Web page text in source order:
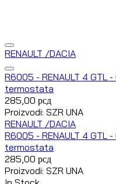
RENAULT /DACIA
R6005 - RENAULT 4 GTL
termostata
285,00 рсд
Proizvodi: SZR UNA
RENAULT /DACIA
R6005 - RENAULT 4 GTL
termostata
285,00 рсд
Proizvodi: SZR UNA